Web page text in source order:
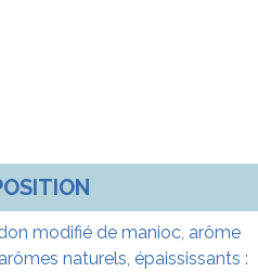
modifié de manioc, arôme
naturels, épaississants :